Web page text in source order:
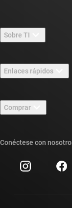
Sobre TI
Carreras laborales
Sala de redacción
Eventos
Relaciones con
Enlaces rápidos
Foros de soporte
Búsqueda de
Centro de
Comprar
Preguntas
Conéctese con